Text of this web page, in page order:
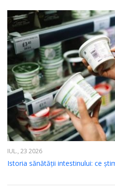
IUL., 23 2026
Istoria sănătății intestinului: ce